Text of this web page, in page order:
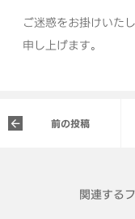
ご迷惑をお掛けいた
申し上げます。
前の投稿
関連する